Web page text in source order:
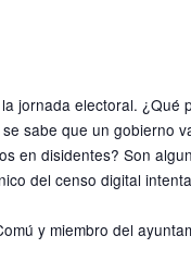
jornada electoral. ¿Qué
sabe que un gobierno
en disidentes? Son
del censo digital
y miembro del